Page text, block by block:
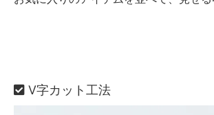
V字カット工法